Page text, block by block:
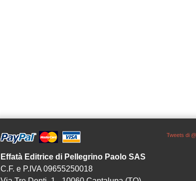
Effatà Editrice di Pellegrino Paolo SAS
C.F. e P.IVA 09655250018
Tweets di